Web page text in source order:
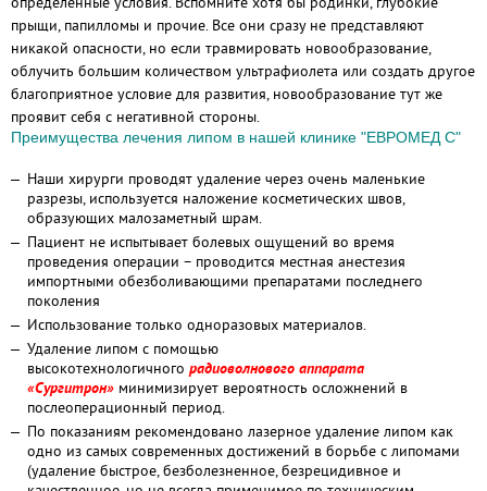
прыщи, папилломы и прочие. Все они сразу не представляют
никакой опасности, но если травмировать новообразование,
облучить большим количеством ультрафиолета или создать другое
благоприятное условие для развития, новообразование тут же
проявит себя с негативной стороны.
Преимущества лечения липом в нашей клинике "ЕВРОМЕД С"
Наши хирурги проводят удаление через очень маленькие
разрезы, используется наложение косметических швов,
образующих малозаметный шрам.
Пациент не испытывает болевых ощущений во время
проведения операции – проводится местная анестезия
импортными обезболивающими препаратами последнего
поколения
Использование только одноразовых материалов.
Удаление липом с помощью
высокотехнологичного радиоволнового аппарата
«Сургитрон» минимизирует вероятность осложнений в
послеоперационный период.
По показаниям рекомендовано лазерное удаление липом как
одно из самых современных достижений в борьбе с липомами
(удаление быстрое, безболезненное, безрецидивное и